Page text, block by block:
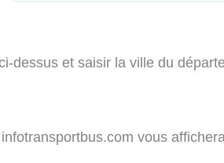
dessus et saisir la ville du
vous